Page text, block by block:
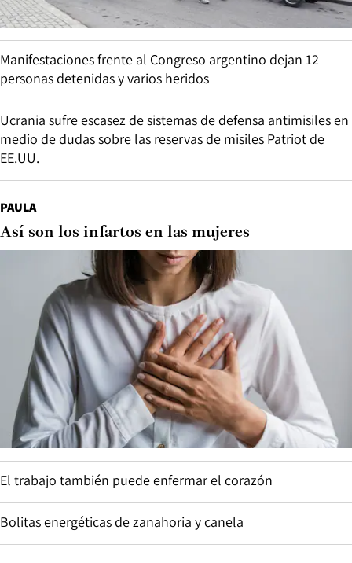
Manifestaciones frente al Congreso argentino dejan 12
personas detenidas y varios heridos
Ucrania sufre escasez de sistemas de defensa antimisiles en
medio de dudas sobre las reservas de misiles Patriot de
EE.UU.
PAULA
Así son los infartos en las mujeres
El trabajo también puede enfermar el corazón
Bolitas energéticas de zanahoria y canela